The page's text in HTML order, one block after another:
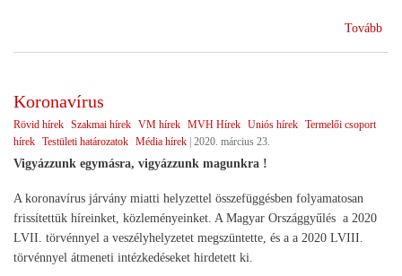
Tovább
Koronavírus
Rövid hírek Szakmai hírek VM hírek MVH Hírek Uniós hírek Termelői csoport
hírek Testületi határozatok Média hírek 2020. március 23.
Vigyázzunk egymásra, vigyázzunk magunkra !
A koronavírus járvány miatti helyzettel összefüggésben folyamatosan
frissítettük híreinket, közleményeinket. A Magyar Országgyűlés a 2020
LVII. törvénnyel a veszélyhelyzetet megszüntette, és a a 2020 LVIII.
törvénnyel átmeneti intézkedéseket hirdetett ki.